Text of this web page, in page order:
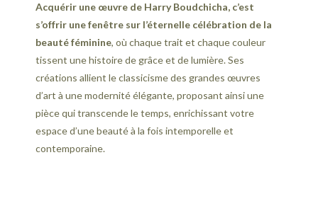
Acquérir une œuvre de Harry Boudchicha, c’est
s’offrir une fenêtre sur l’éternelle célébration de la
beauté féminine, où chaque trait et chaque couleur
tissent une histoire de grâce et de lumière. Ses
créations allient le classicisme des grandes œuvres
d’art à une modernité élégante, proposant ainsi une
pièce qui transcende le temps, enrichissant votre
espace d’une beauté à la fois intemporelle et
contemporaine.